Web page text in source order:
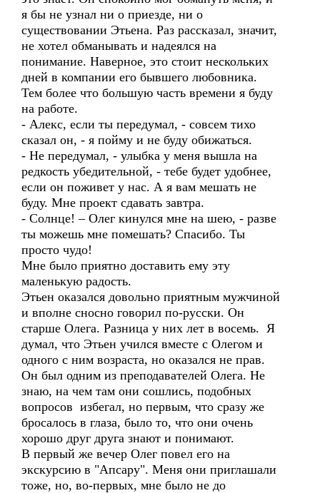
я бы не узнал ни о приезде, ни о
существовании Этьена. Раз рассказал, значит,
не хотел обманывать и надеялся на
понимание. Наверное, это стоит нескольких
дней в компании его бывшего любовника.
Тем более что большую часть времени я буду
на работе.
- Алекс, если ты передумал, - совсем тихо
сказал он, - я пойму и не буду обижаться.
- Не передумал, - улыбка у меня вышла на
редкость убедительной, - тебе будет удобнее,
если он поживет у нас. А я вам мешать не
буду. Мне проект сдавать завтра.
- Солнце! – Олег кинулся мне на шею, - разве
ты можешь мне помешать? Спасибо. Ты
просто чудо!
Мне было приятно доставить ему эту
маленькую радость.
Этьен оказался довольно приятным мужчиной
и вполне сносно говорил по-русски. Он
старше Олега. Разница у них лет в восемь. Я
думал, что Этьен учился вместе с Олегом и
одного с ним возраста, но оказался не прав.
Он был одним из преподавателей Олега. Не
знаю, на чем там они сошлись, подобных
вопросов избегал, но первым, что сразу же
бросалось в глаза, было то, что они очень
хорошо друг друга знают и понимают.
В первый же вечер Олег повел его на
экскурсию в "Апсару". Меня они приглашали
тоже, но, во-первых, мне было не до